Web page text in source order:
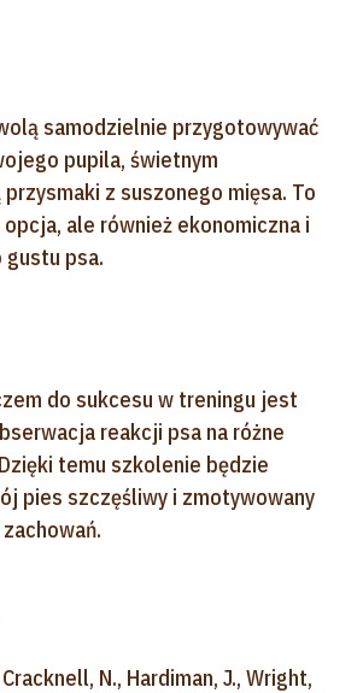
samodzielnie przygotowywać
pupila, świetnym
z suszonego mięsa. To
ale również ekonomiczna i
psa.
do sukcesu w treningu jest
reakcji psa na różne
temu szkolenie będzie
pies szczęśliwy i zmotywowany
N., Hardiman, J., Wright,